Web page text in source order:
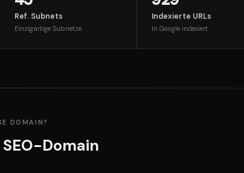
Ref. Subnets
Einzigartige Subnetze
Indexierte URLs
In Google indexiert
DOMAIN?
Domain